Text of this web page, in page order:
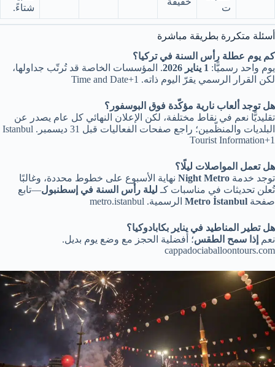
ت
شتاءً.
أسئلة متكررة بطريقة مباشرة
كم يوم عطلة رأس السنة في تركيا؟
يوم واحد رسميًّا: 1 يناير 2026
. المؤسسات الخاصة قد تُرتّب جداولها،
لكن القرار الرسمي يقرّ اليوم ذاته. Time and Date+1
هل توجد ألعاب نارية مؤكّدة فوق البوسفور؟
تقليديًّا نعم في نقاط مختلفة، لكن الإعلان النهائي كل عام يصدر عن
البلديات والمنظّمين؛ راجع صفحات الفعاليات قبل 31 ديسمبر. Istanbul
Tourist Information+1
هل تعمل المواصلات ليلًا؟
توجد خدمة Night Metro نهاية الأسبوع على خطوط محددة، وغالبًا
تُعلن تحديثات في مناسبات كـ ليلة رأس السنة في إسطنبول—تابع
صفحة Metro İstanbul الرسمية. metro.istanbul
هل تطير المناطيد في يناير بكابادوكيا؟
نعم إذا سمح الطقس؛ أفضلية الحجز مع وضع يوم بديل.
cappadociaballoontours.com